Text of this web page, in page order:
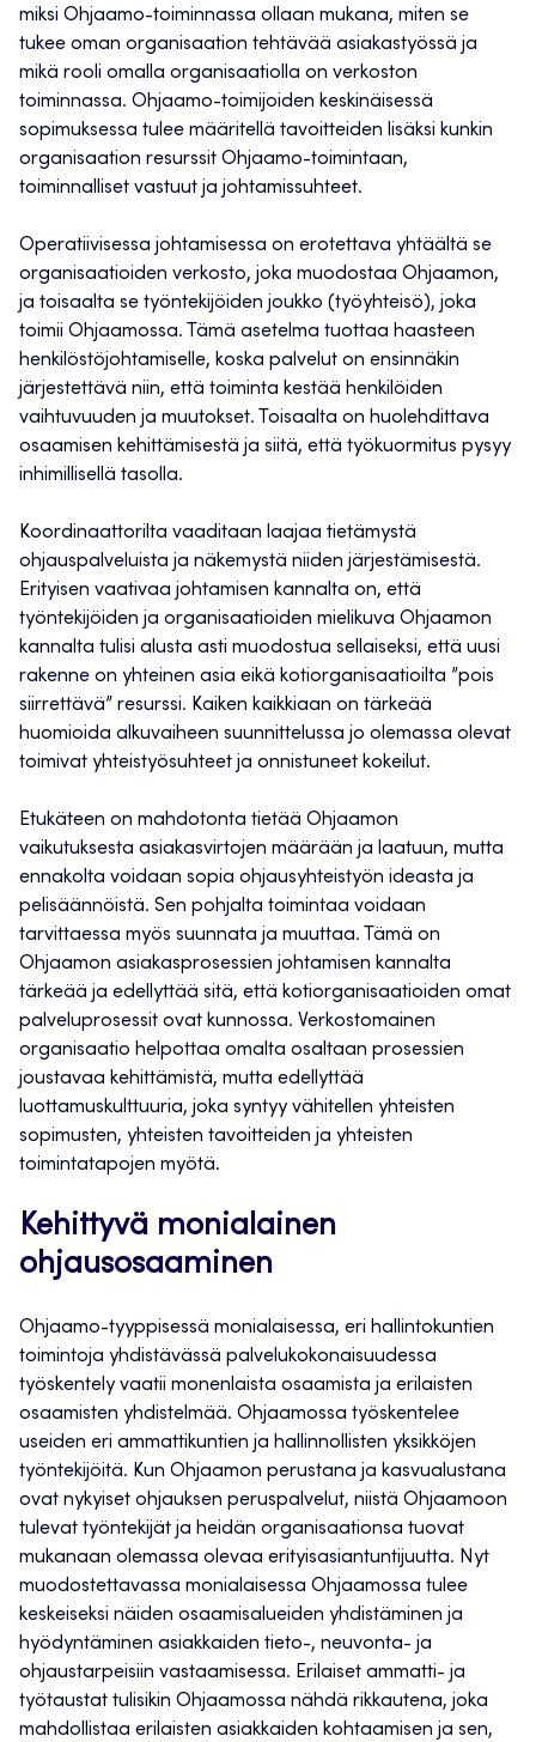
miksi Ohjaamo-toiminnassa ollaan mukana, miten se
tukee oman organisaation tehtävää asiakastyössä ja
mikä rooli omalla organisaatiolla on verkoston
toiminnassa. Ohjaamo-toimijoiden keskinäisessä
sopimuksessa tulee määritellä tavoitteiden lisäksi kunkin
organisaation resurssit Ohjaamo-toimintaan,
toiminnalliset vastuut ja johtamissuhteet.
Operatiivisessa johtamisessa on erotettava yhtäältä se
organisaatioiden verkosto, joka muodostaa Ohjaamon,
ja toisaalta se työntekijöiden joukko (työyhteisö), joka
toimii Ohjaamossa. Tämä asetelma tuottaa haasteen
henkilöstöjohtamiselle, koska palvelut on ensinnäkin
järjestettävä niin, että toiminta kestää henkilöiden
vaihtuvuuden ja muutokset. Toisaalta on huolehdittava
osaamisen kehittämisestä ja siitä, että työkuormitus pysyy
inhimillisellä tasolla.
Koordinaattorilta vaaditaan laajaa tietämystä
ohjauspalveluista ja näkemystä niiden järjestämisestä.
Erityisen vaativaa johtamisen kannalta on, että
työntekijöiden ja organisaatioiden mielikuva Ohjaamon
kannalta tulisi alusta asti muodostua sellaiseksi, että uusi
rakenne on yhteinen asia eikä kotiorganisaatioilta ”pois
siirrettävä” resurssi. Kaiken kaikkiaan on tärkeää
huomioida alkuvaiheen suunnittelussa jo olemassa olevat
toimivat yhteistyösuhteet ja onnistuneet kokeilut.
Etukäteen on mahdotonta tietää Ohjaamon
vaikutuksesta asiakasvirtojen määrään ja laatuun, mutta
ennakolta voidaan sopia ohjausyhteistyön ideasta ja
pelisäännöistä. Sen pohjalta toimintaa voidaan
tarvittaessa myös suunnata ja muuttaa. Tämä on
Ohjaamon asiakasprosessien johtamisen kannalta
tärkeää ja edellyttää sitä, että kotiorganisaatioiden omat
palveluprosessit ovat kunnossa. Verkostomainen
organisaatio helpottaa omalta osaltaan prosessien
joustavaa kehittämistä, mutta edellyttää
luottamuskulttuuria, joka syntyy vähitellen yhteisten
sopimusten, yhteisten tavoitteiden ja yhteisten
toimintatapojen myötä.
Kehittyvä monialainen
ohjausosaaminen
Ohjaamo-tyyppisessä monialaisessa, eri hallintokuntien
toimintoja yhdistävässä palvelukokonaisuudessa
työskentely vaatii monenlaista osaamista ja erilaisten
osaamisten yhdistelmää. Ohjaamossa työskentelee
useiden eri ammattikuntien ja hallinnollisten yksikköjen
työntekijöitä. Kun Ohjaamon perustana ja kasvualustana
ovat nykyiset ohjauksen peruspalvelut, niistä Ohjaamoon
tulevat työntekijät ja heidän organisaationsa tuovat
mukanaan olemassa olevaa erityisasiantuntijuutta. Nyt
muodostettavassa monialaisessa Ohjaamossa tulee
keskeiseksi näiden osaamisalueiden yhdistäminen ja
hyödyntäminen asiakkaiden tieto-, neuvonta- ja
ohjaustarpeisiin vastaamisessa. Erilaiset ammatti- ja
työtaustat tulisikin Ohjaamossa nähdä rikkautena, joka
mahdollistaa erilaisten asiakkaiden kohtaamisen ja sen,